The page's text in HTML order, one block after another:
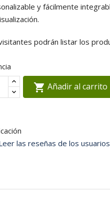
y fácilmente
podrán listar los
 Añadir al carrito
las reseñas de los